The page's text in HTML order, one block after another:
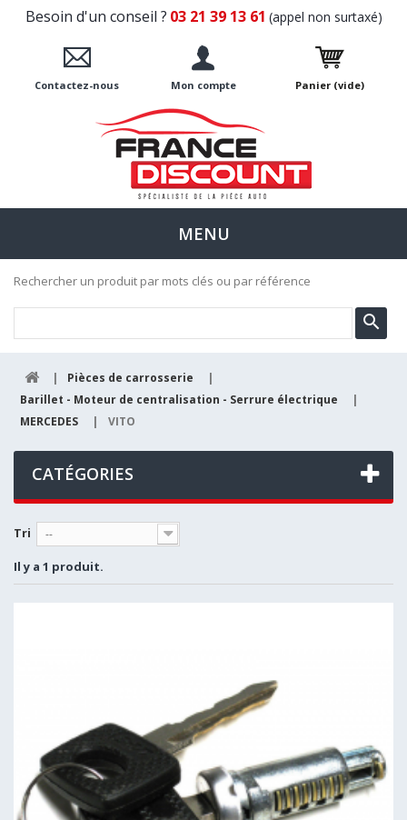
Besoin d'un conseil ? 03 21 39 13 61 (appel non surtaxé)
Contactez-nous Mon compte Panier (vide)
MENU
Rechercher un produit par mots clés ou par référence
| Pièces de carrosserie
|
Barillet - Moteur de centralisation - Serrure électrique
|
MERCEDES
| VITO
CATÉGORIES
Tri --
Il y a 1 produit.